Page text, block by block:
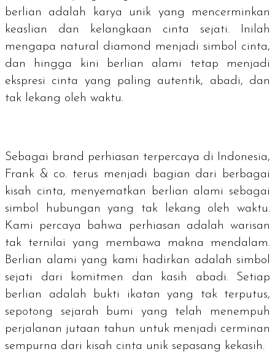
berlian adalah karya unik yang mencerminkan
keaslian dan kelangkaan cinta sejati. Inilah
mengapa natural diamond menjadi simbol cinta,
dan hingga kini berlian alami tetap menjadi
ekspresi cinta yang paling autentik, abadi, dan
tak lekang oleh waktu.
Sebagai brand perhiasan terpercaya di Indonesia,
Frank & co. terus menjadi bagian dari berbagai
kisah cinta, menyematkan berlian alami sebagai
simbol hubungan yang tak lekang oleh waktu.
Kami percaya bahwa perhiasan adalah warisan
tak ternilai yang membawa makna mendalam.
Berlian alami yang kami hadirkan adalah simbol
sejati dari komitmen dan kasih abadi. Setiap
berlian adalah bukti ikatan yang tak terputus,
sepotong sejarah bumi yang telah menempuh
perjalanan jutaan tahun untuk menjadi cerminan
sempurna dari kisah cinta unik sepasang kekasih.